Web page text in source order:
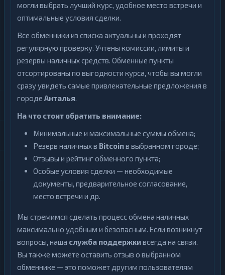
могли выбрать лучший курс, удобное место встречи и
оптимальные условия сделки.
Все обменники из списка актуальны и проходят
регулярную проверку. Учтены комиссии, лимиты и
резервы наличных средств. Обменные пункты
отсортированы по выгодности курса, чтобы вы могли
сразу увидеть самые привлекательные предложения в
городе Анталья.
На что стоит обратить внимание:
Минимальные и максимальные суммы обмена;
Резерв наличных в Bitcoinв выбранном городе;
Отзывы и рейтинг обменного пункта;
Особые условия сделки — необходимые
документы, предварительное согласование,
место встречи и др.
Мы стремимся сделать процесс обмена наличных
максимально удобным и безопасным. Если возникнут
вопросы, наша служба поддержкивсегда на связи.
Вы также можете оставить отзыв о выбранном
обменнике — это поможет другим пользователям